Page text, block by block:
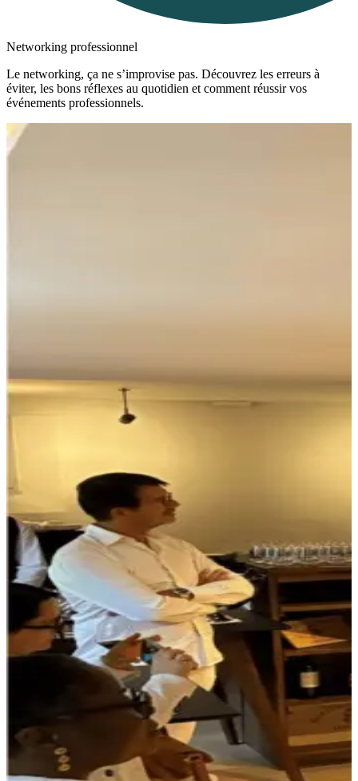
Networking professionnel
Le networking, ça ne s’improvise pas. Découvrez les erreurs à
éviter, les bons réflexes au quotidien et comment réussir vos
événements professionnels.